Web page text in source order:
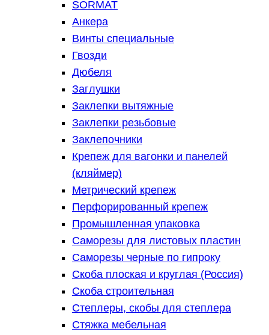
SORMAT
Анкера
Винты специальные
Гвозди
Дюбеля
Заглушки
Заклепки вытяжные
Заклепки резьбовые
Заклепочники
Крепеж для вагонки и панелей
(кляймер)
Метрический крепеж
Перфорированный крепеж
Промышленная упаковка
Саморезы для листовых пластин
Саморезы черные по гипроку
Скоба плоская и круглая (Россия)
Скоба строительная
Степлеры, скобы для степлера
Стяжка мебельная